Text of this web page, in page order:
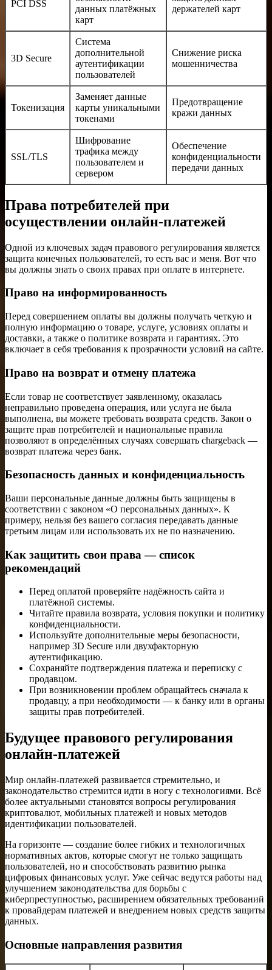
PCI DSS
данных платёжных
карт
держателей карт
3D Secure
Система
дополнительной
аутентификации
пользователей
Снижение риска
мошенничества
Токенизация
Заменяет данные
карты уникальными
токенами
Предотвращение
кражи данных
SSL/TLS
Шифрование
трафика между
пользователем и
сервером
Обеспечение
конфиденциальности
передачи данных
Права потребителей при
осуществлении онлайн-платежей
Одной из ключевых задач правового регулирования является
защита конечных пользователей, то есть вас и меня. Вот что
вы должны знать о своих правах при оплате в интернете.
Право на информированность
Перед совершением оплаты вы должны получать четкую и
полную информацию о товаре, услуге, условиях оплаты и
доставки, а также о политике возврата и гарантиях. Это
включает в себя требования к прозрачности условий на сайте.
Право на возврат и отмену платежа
Если товар не соответствует заявленному, оказалась
неправильно проведена операция, или услуга не была
выполнена, вы можете требовать возврата средств. Закон о
защите прав потребителей и национальные правила
позволяют в определённых случаях совершать chargeback —
возврат платежа через банк.
Безопасность данных и конфиденциальность
Ваши персональные данные должны быть защищены в
соответствии с законом «О персональных данных». К
примеру, нельзя без вашего согласия передавать данные
третьим лицам или использовать их не по назначению.
Как защитить свои права — список
рекомендаций
Перед оплатой проверяйте надёжность сайта и
платёжной системы.
Читайте правила возврата, условия покупки и политику
конфиденциальности.
Используйте дополнительные меры безопасности,
например 3D Secure или двухфакторную
аутентификацию.
Сохраняйте подтверждения платежа и переписку с
продавцом.
При возникновении проблем обращайтесь сначала к
продавцу, а при необходимости — к банку или в органы
защиты прав потребителей.
Будущее правового регулирования
онлайн-платежей
Мир онлайн-платежей развивается стремительно, и
законодательство стремится идти в ногу с технологиями. Всё
более актуальными становятся вопросы регулирования
криптовалют, мобильных платежей и новых методов
идентификации пользователей.
На горизонте — создание более гибких и технологичных
нормативных актов, которые смогут не только защищать
пользователей, но и способствовать развитию рынка
цифровых финансовых услуг. Уже сейчас ведутся работы над
улучшением законодательства для борьбы с
киберпреступностью, расширением обязательных требований
к провайдерам платежей и внедрением новых средств защиты
данных.
Основные направления развития